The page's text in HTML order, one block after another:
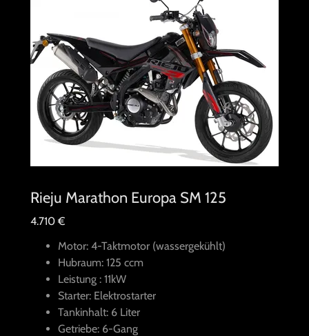
Rieju Marathon Europa SM 125
4.710 €
Motor: 4-Taktmotor (wassergekühlt)
Hubraum: 125 ccm
Leistung : 11kW
Starter: Elektrostarter
Tankinhalt: 6 Liter
Getriebe: 6-Gang